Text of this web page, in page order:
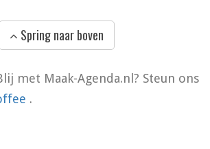
Spring naar boven
met Maak-Agenda.nl? Steun ons
.